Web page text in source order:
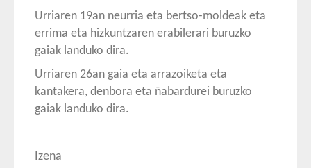
Urriaren 19an neurria eta bertso-moldeak eta
errima eta hizkuntzaren erabilerari buruzko
gaiak landuko dira.
Urriaren 26an gaia eta arrazoiketa eta
kantakera, denbora eta ñabardurei buruzko
gaiak landuko dira.
Izena